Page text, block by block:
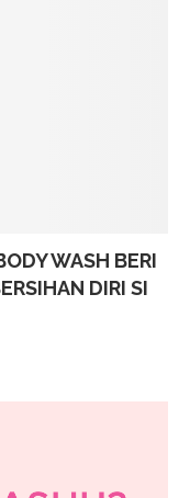
WASH BERI
DIRI SI